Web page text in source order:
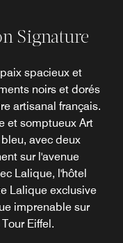
Signature
spacieux et
noirs et dorés
artisanal français.
et somptueux Art
avec deux
sur l'avenue
Lalique, l'hôtel
Lalique exclusive
imprenable sur
Eiffel.